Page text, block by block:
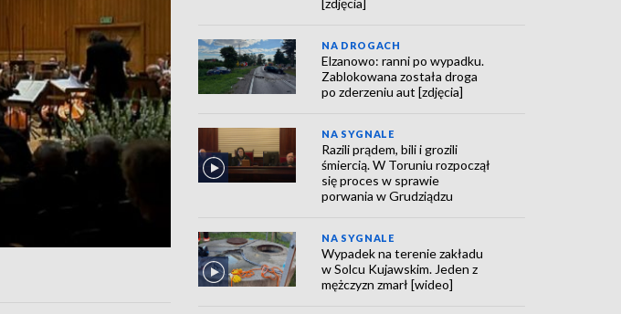
[zdjęcia]
NA DROGACH
Elzanowo: ranni po wypadku.
Zablokowana została droga
po zderzeniu aut [zdjęcia]
NA SYGNALE
Razili prądem, bili i grozili
śmiercią. W Toruniu rozpoczął
się proces w sprawie
porwania w Grudziądzu
NA SYGNALE
Wypadek na terenie zakładu
w Solcu Kujawskim. Jeden z
mężczyzn zmarł [wideo]